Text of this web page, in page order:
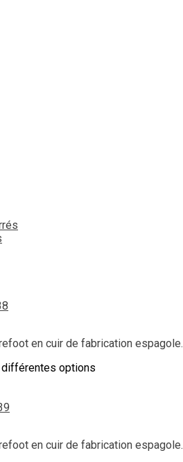
en cuir de fabrication espagole.
options
en cuir de fabrication espagole.